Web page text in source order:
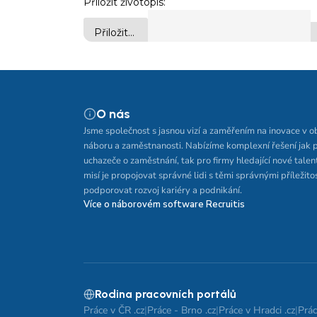
O nás
Jsme společnost s jasnou vizí a zaměřením na inovace v
náboru a zaměstnanosti. Nabízíme komplexní řešení jak
uchazeče o zaměstnání, tak pro firmy hledající nové
misí je propojovat správné lidi s těmi správnými
podporovat rozvoj kariéry a podnikání.
Více o náborovém software Recruitis
Rodina pracovních portálů
Práce v ČR .cz|Práce - Brno .cz|Práce v Hradci .cz|